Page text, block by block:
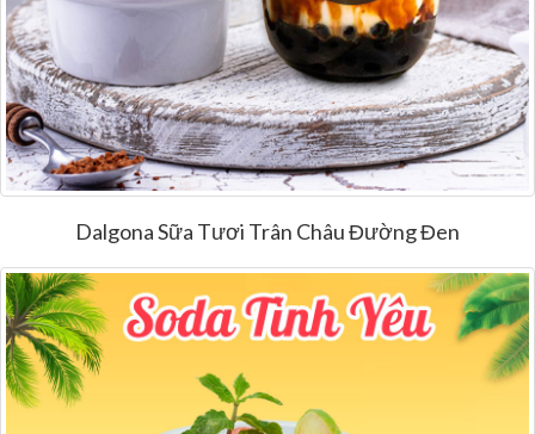
Dalgona Sữa Tươi Trân Châu Đường Đen